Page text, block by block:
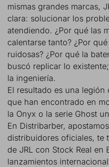
mismas grandes marcas,
clara: solucionar los
atendiendo. ¿Por qué las
calentarse tanto? ¿Por
ruidosas? ¿Por qué la
buscó replicar lo
la ingeniería.
El resultado es una
que han encontrado en
la Onyx o la serie Ghost
En Distribarber,
distribuidores oficiales, te
de JRL con Stock Real en
lanzamientos